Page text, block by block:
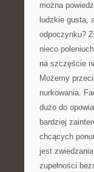
można
ludzkie gusta,
odpoczynku?
nieco
na szczęście
Możemy
nurkowania.
dużo do
bardziej
chcących
jest
zupełności